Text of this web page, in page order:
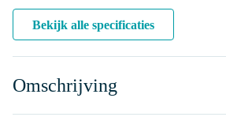
Bekijk alle specificaties
Omschrijving